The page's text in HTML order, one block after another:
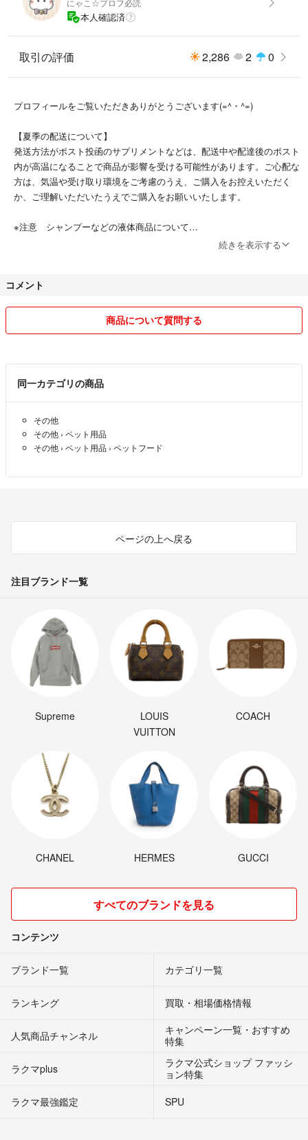
にゃこ☆プロフ必読
本人確認済
取引の評価 2,286 2 0
プロフィールをご覧いただきありがとうございます(=^・^=)
【夏季の配送について】
発送方法がポスト投函のサプリメントなどは、配送中や配達後のポスト
内が高温になることで商品が影響を受ける可能性があります。ご心配な
方は、気温や受け取り環境をご考慮のうえ、ご購入をお控えいただく
か、ご理解いただいたうえでご購入をお願いいたします。
※注意 シャンプーなどの液体商品について
新品の商品を検品·梱包をしっかり行い発送していますが、輸送時の衝
・送料無料
◼️ぎりぎりの価格のためお値引きは出来ません。
◼️かんたんラクマパック(日本郵便)のため着日の指定はできません。
○○日着は避けて下さい等も不可
■かんたんラクマパックでの発送になりますが、予告無く日本郵便、ヤ
マト運輸の設定を変更する場合があります。
◼️まとめ買いや同梱希望の方はご購入前にコメントください。(送料分値
気持ち良いお取引きができるように努めたいと思います。
続きを表示する
コメント
商品について質問する
同一カテゴリの商品
その他
その他 › ペット用品
その他 › ペット用品 › ペットフード
ページの上へ戻る
注目ブランド一覧
Supreme
LOUIS
VUITTON
COACH
CHANEL HERMES GUCCI
すべてのブランドを見る
コンテンツ
ブランド一覧 カテゴリ一覧
ランキング 買取・相場価格情報
人気商品チャンネル
キャンペーン一覧・おすすめ
特集
ラクマplus
ラクマ公式ショップ ファッシ
ョン特集
ラクマ最強鑑定
SPU